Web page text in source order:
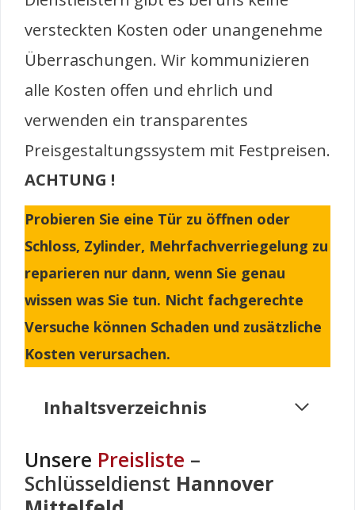
versteckten Kosten oder unangenehme
Überraschungen. Wir kommunizieren
alle Kosten offen und ehrlich und
verwenden ein transparentes
Preisgestaltungssystem mit Festpreisen.
ACHTUNG !
Probieren Sie eine Tür zu öffnen oder
Schloss, Zylinder, Mehrfachverriegelung zu
reparieren nur dann, wenn Sie genau
wissen was Sie tun. Nicht fachgerechte
Versuche können Schaden und zusätzliche
Kosten verursachen.
Inhaltsverzeichnis
Unsere Preisliste –
Schlüsseldienst Hannover